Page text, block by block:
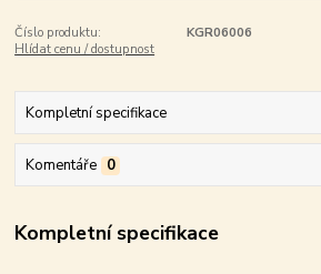
Číslo produktu:
KGR06006
Hlídat cenu / dostupnost
Kompletní specifikace
Komentáře 0
Kompletní specifikace